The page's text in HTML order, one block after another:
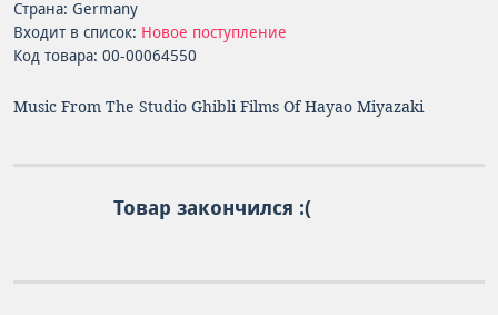
Страна: Germany
Входит в список: Новое поступление
Код товара: 00-00064550
Music From The Studio Ghibli Films Of Hayao Miyazaki
Товар закончился :(